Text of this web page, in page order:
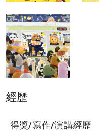
經歷
得獎/寫作/演講經歷